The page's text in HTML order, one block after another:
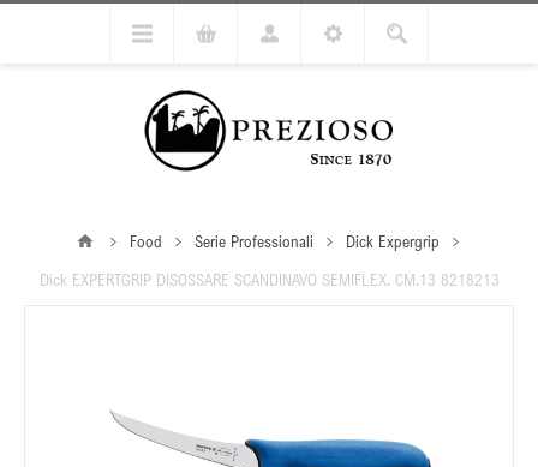
Food Serie Professionali
Dick Expergrip
Dick EXPERTGRIP DISOSSARE SCANDINAVO SEMIFLEX. CM.13 8218213